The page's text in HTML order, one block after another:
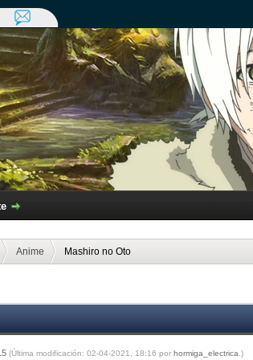
Anime Mashiro no Oto
(Última modificación: 02-04-2021, 18:16 porhormiga_electrica .)